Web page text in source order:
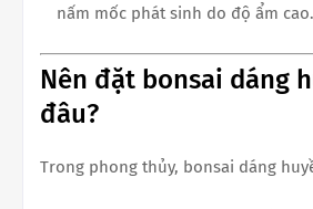
nấm mốc phát sinh do độ ẩm cao.
Nên đặt bonsai dáng
đâu?
Trong phong thủy, bonsai dáng